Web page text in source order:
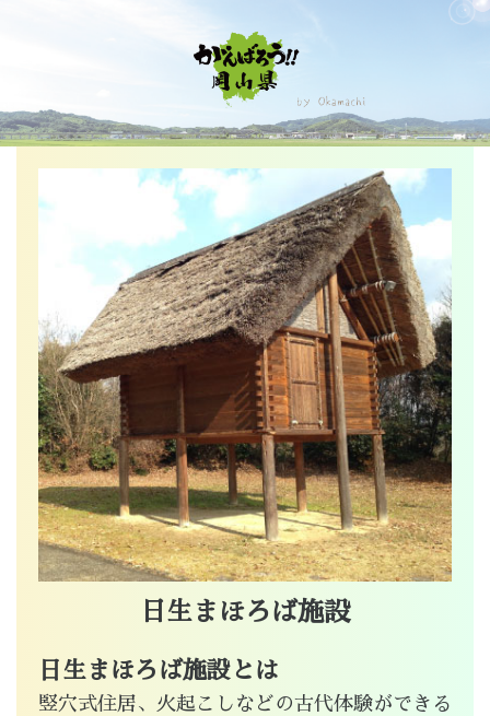
日生まほろば施設
日生まほろば施設とは
竪穴式住居、火起こしなどの古代体験ができる